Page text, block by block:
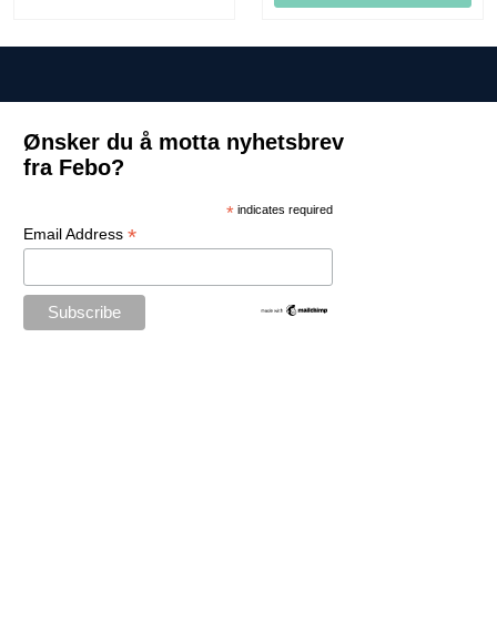
Ønsker du å motta nyhetsbrev
fra Febo?
* indicates required
Email Address *